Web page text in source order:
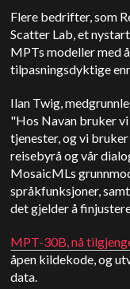
Flere bedrifter, som
Scatter Lab, et
MPTs modeller med
tilpasningsdyktige
Ilan Twig,
"Hos Navan bruker
tjenester, og vi
reisebyrå og vår
MosaicMLs
språkfunksjoner,
det gjelder å
MPT-30B, nå
åpen kildekode, og
data.